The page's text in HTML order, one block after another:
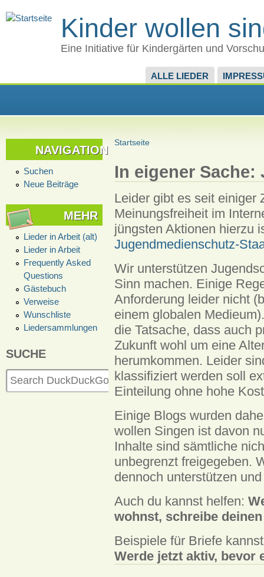
Kinder wollen
Eine Initiative für Kindergärten und
ALLE LIEDER
NAVIGATION
Suchen
Neue Beiträge
MEHR
Lieder in Arbeit (alt)
Lieder in Arbeit
Frequently Asked
Questions
Gästebuch
Verweise
Wunschliste
Liedersammlungen
SUCHE
Startseite
In eigener Sache:
Leider gibt es seit einiger
Meinungsfreiheit im
jüngsten Aktionen hierzu
Jugendmedienschutz-
Wir unterstützen
Sinn machen. Einige
Anforderung leider nicht
einem globalen
die Tatsache, dass auch
Zukunft wohl um eine
herumkommen. Leider
klassifiziert werden soll
Einteilung ohne hohe
Einige Blogs wurden
wollen Singen ist davon
Inhalte sind sämtliche
unbegrenzt freigegeben.
dennoch unterstützen
Auch du kannst helfen:
wohnst, schreibe
Beispiele für Briefe
Werde jetzt aktiv, bevor